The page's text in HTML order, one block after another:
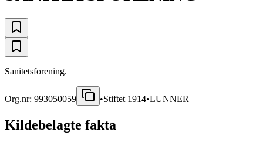
Sanitetsforening.
Org.nr: 993050059 •Stiftet 1914•LUNNER
Kildebelagte fakta